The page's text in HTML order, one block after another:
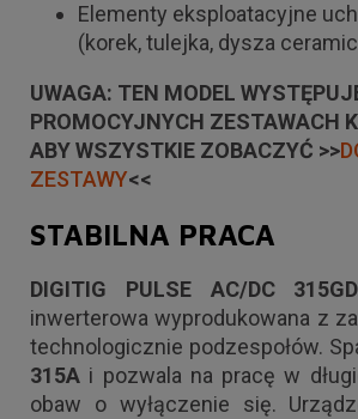
Elementy eksploatacyjne
(korek, tulejka, dysza
UWAGA: TEN MODEL
PROMOCYJNYCH ZESTAWACH
ABY WSZYSTKIE ZOBACZYĆ >>
ZESTAWY<<
STABILNA PRACA
DIGITIG PULSE AC/DC 315GD
inwerterowa wyprodukowana z
technologicznie podzespołów.
315A i pozwala na pracę w
obaw o wyłączenie się.